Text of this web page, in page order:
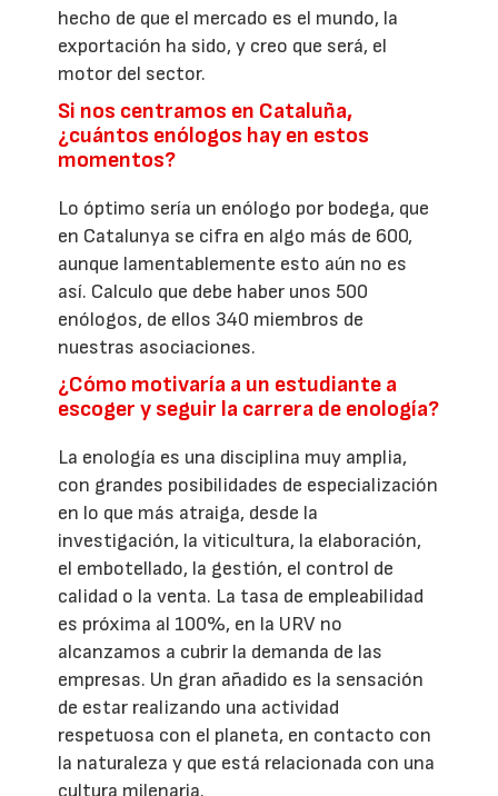
hecho de que el mercado es el mundo, la
exportación ha sido, y creo que será, el
motor del sector.
Si nos centramos en Cataluña,
¿cuántos enólogos hay en estos
momentos?
Lo óptimo sería un enólogo por bodega, que
en Catalunya se cifra en algo más de 600,
aunque lamentablemente esto aún no es
así. Calculo que debe haber unos 500
enólogos, de ellos 340 miembros de
nuestras asociaciones.
¿Cómo motivaría a un estudiante a
escoger y seguir la carrera de enología?
La enología es una disciplina muy amplia,
con grandes posibilidades de especialización
en lo que más atraiga, desde la
investigación, la viticultura, la elaboración,
el embotellado, la gestión, el control de
calidad o la venta. La tasa de empleabilidad
es próxima al 100%, en la URV no
alcanzamos a cubrir la demanda de las
empresas. Un gran añadido es la sensación
de estar realizando una actividad
respetuosa con el planeta, en contacto con
la naturaleza y que está relacionada con una
cultura milenaria.